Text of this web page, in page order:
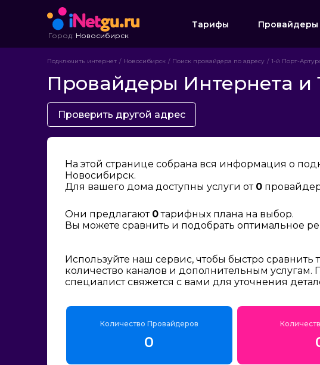
Город: Новосибирск
Тарифы Провайдеры
Подключить интернет Новосибирск Поиск провайдера по адресу 1-й Порт-
Провайдеры Интернета и
Проверить другой адрес
На этой странице собрана вся информация о
Новосибирск.
Для вашего дома доступны услуги от 0
Они предлагают 0тарифных плана на выбор.
Вы можете сравнить и подобрать оптимальное
Используйте наш сервис, чтобы быстро
количество каналов и дополнительным
специалист свяжется с вами для уточнения
Количество Провайдеров
0